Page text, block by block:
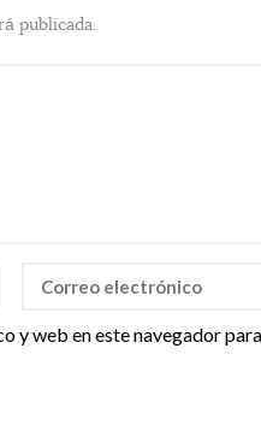
publicada.
y web en este navegador